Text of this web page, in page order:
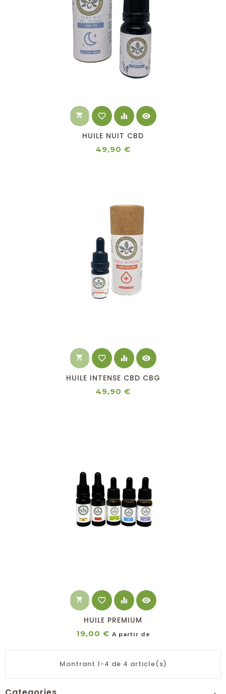
shopping_cart favorite_border equalizer visibility
HUILE NUIT CBD
49,90 €Prix
shopping_cart favorite_border equalizer visibility
HUILE INTENSE CBD CBG
49,90 €Prix
shopping_cart favorite_border equalizer visibility
HUILE PREMIUM
19,00 € A partir de
Montrant 1-4 de 4 article(s)